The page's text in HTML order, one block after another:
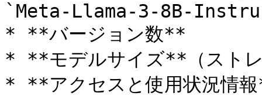
`Meta-Llama-3-8B-
* **バージョン数**
* **モデルサイズ**（ストレ
* **アクセスと使用状況情